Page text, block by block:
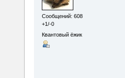
Сообщений: 608
+1/-0
Квантовый ёжик